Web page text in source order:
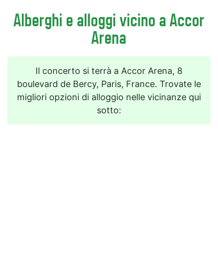
Alberghi e alloggi vicino a Accor
Arena
Il concerto si terrà a Accor Arena, 8
boulevard de Bercy, Paris, France. Trovate le
migliori opzioni di alloggio nelle vicinanze qui
sotto: